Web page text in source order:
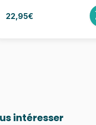
22,95€
intéresser